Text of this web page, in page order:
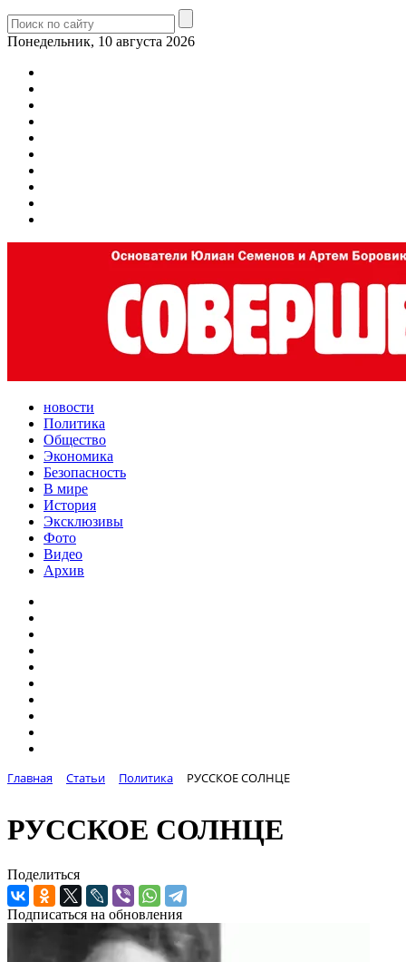
Понедельник, 10 августа 2026
новости
Политика
Общество
Экономика
Безопасность
В мире
История
Эксклюзивы
Фото
Видео
Архив
Главная Статьи Политика РУССКОЕ СОЛНЦЕ
РУССКОЕ СОЛНЦЕ
Поделиться
Подписаться на обновления